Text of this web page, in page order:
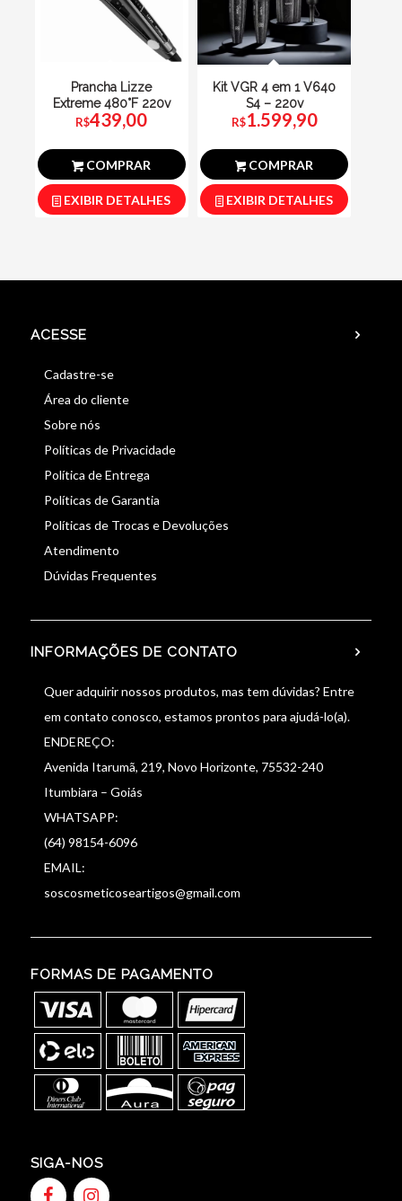
Prancha Lizze
Extreme 480°F 220v
R$439,00
COMPRAR
EXIBIR DETALHES
Kit VGR 4 em 1 V640
S4 – 220v
R$1.599,90
COMPRAR
EXIBIR DETALHES
ACESSE
Cadastre-se
Área do cliente
Sobre nós
Políticas de Privacidade
Política de Entrega
Políticas de Garantia
Políticas de Trocas e Devoluções
Atendimento
Dúvidas Frequentes
INFORMAÇÕES DE CONTATO
Quer adquirir nossos produtos, mas tem dúvidas? Entre
em contato conosco, estamos prontos para ajudá-lo(a).
ENDEREÇO:
Avenida Itarumã, 219, Novo Horizonte, 75532-240
Itumbiara – Goiás
WHATSAPP:
(64) 98154-6096
EMAIL:
soscosmeticoseartigos@gmail.com
FORMAS DE PAGAMENTO
SIGA-NOS